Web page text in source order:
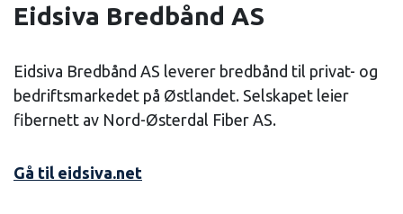
Eidsiva Bredbånd AS
Eidsiva Bredbånd AS leverer bredbånd til privat- og
bedriftsmarkedet på Østlandet. Selskapet leier
fibernett av Nord-Østerdal Fiber AS.
Gå til eidsiva.net